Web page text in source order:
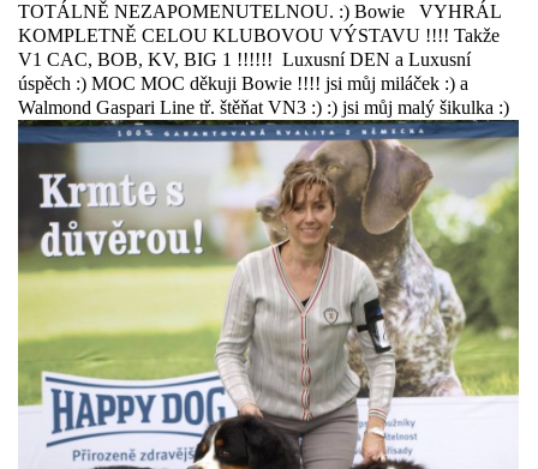
TOTÁLNĚ NEZAPOMENUTELNOU. :) Bowie VYHRÁL
KOMPLETNĚ CELOU KLUBOVOU VÝSTAVU !!!! Takže
V1 CAC, BOB, KV, BIG 1 !!!!!! Luxusní DEN a Luxusní
úspěch :) MOC MOC děkuji Bowie !!!! jsi můj miláček :) a
Walmond Gaspari Line tř. štěňat VN3 :) :) jsi můj malý šikulka :)